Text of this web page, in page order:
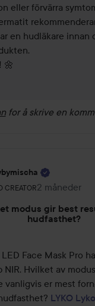
eller förvärra
en hudläkare innan
🌼
for å skrive en
CREATOR
rolle: Lyko Creator.
2 måneder
Innlegget
modus gir best
hudfasthet?
Face Mask Pro
NIR. Hvilket av
vanligvis er mest
LYKO